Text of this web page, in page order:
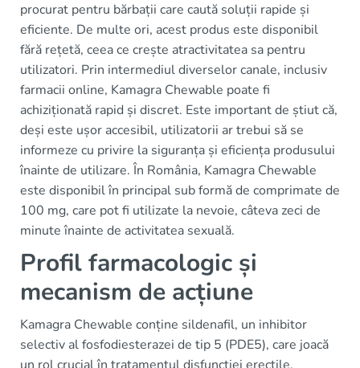
procurat pentru bărbații care caută soluții rapide și
eficiente. De multe ori, acest produs este disponibil
fără rețetă, ceea ce crește atractivitatea sa pentru
utilizatori. Prin intermediul diverselor canale, inclusiv
farmacii online, Kamagra Chewable poate fi
achiziționată rapid și discret. Este important de știut că,
deși este ușor accesibil, utilizatorii ar trebui să se
informeze cu privire la siguranța și eficiența produsului
înainte de utilizare. În România, Kamagra Chewable
este disponibil în principal sub formă de comprimate de
100 mg, care pot fi utilizate la nevoie, câteva zeci de
minute înainte de activitatea sexuală.
Profil farmacologic și
mecanism de acțiune
Kamagra Chewable conține sildenafil, un inhibitor
selectiv al fosfodiesterazei de tip 5 (PDE5), care joacă